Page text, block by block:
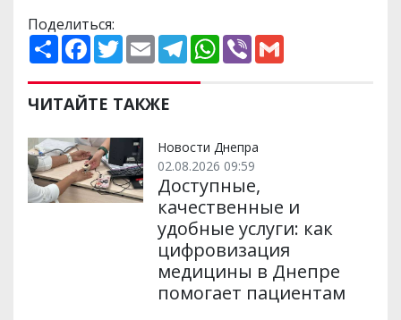
Поделиться:
П
о
и
р
и
и
F
a
e
b
o
k
T
w
t
t
e
E
m
i
l
T
e
e
m
W
h
p
V
ЧИТАЙТЕ ТАКЖЕ
Новости Днепра
02.08.2026 09:59
Доступные,
качественные и
удобные услуги: как
цифровизация
медицины в Днепре
помогает пациентам